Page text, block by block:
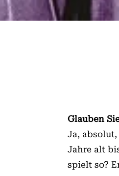
Glauben
Ja,
Jahre alt
spielt so?